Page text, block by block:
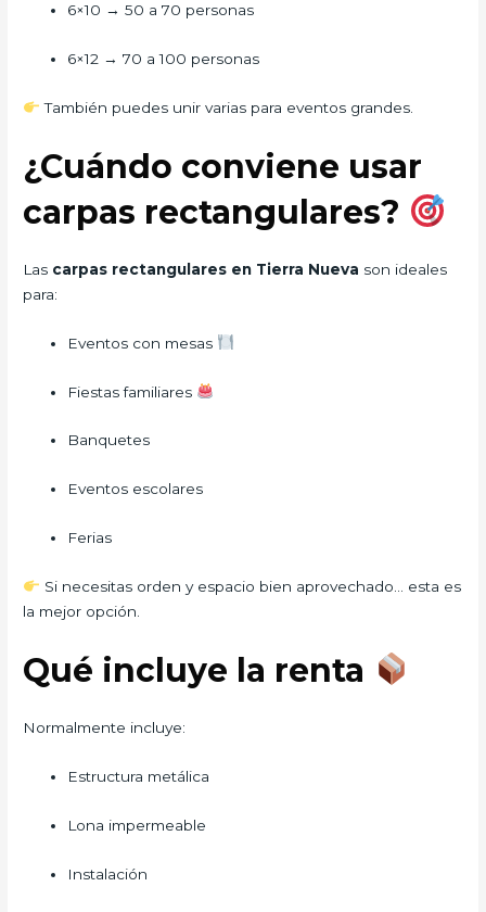
6×10 → 50 a 70 personas
6×12 → 70 a 100 personas
También puedes unir varias para eventos grandes.
¿Cuándo conviene usar
carpas rectangulares?
Las carpas rectangulares en Tierra Nueva son ideales
para:
Eventos con mesas
Fiestas familiares
Banquetes
Eventos escolares
Ferias
Si necesitas orden y espacio bien aprovechado… esta es
la mejor opción.
Qué incluye la renta
Normalmente incluye:
Estructura metálica
Lona impermeable
Instalación